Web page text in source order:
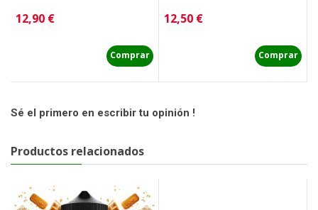
Precio
12,90 €
Comprar
Precio
12,50 €
Comprar
Sé el primero en escribir tu opinión !
Productos relacionados